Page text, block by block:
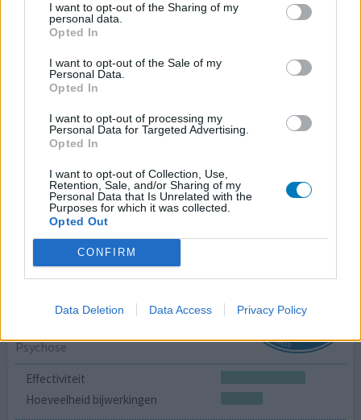
I want to opt-out of the Sharing of my
personal data.
Opted In
I want to opt-out of the Sale of my
Personal Data.
Opted In
I want to opt-out of processing my
Personal Data for Targeted Advertising.
Opted In
I want to opt-out of Collection, Use,
Retention, Sale, and/or Sharing of my
Personal Data that Is Unrelated with the
Purposes for which it was collected.
Opted Out
CONFIRM
Data Deletion Data Access Privacy Policy
Psychose
Hoeveelheid bijwerkingen
bedoeld om niet langer dan 5 jaar te gebruiken. Ik heb
het langer dan 5 jaar gebruikt maar kreeg zoveel
niet de extreme bijwerkingen bij maar helaas werkte orap
niet meer bij mij.
geef mening
10-10-2017 | Vrouw | 24
Psychose
Effectiviteit
Hoeveelheid bijwerkingen